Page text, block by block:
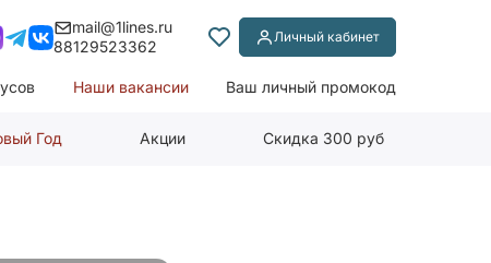
mail@1lines.ru
88129523362
Личный кабинет
Наши вакансии Ваш личный промокод
Год Акции Скидка 300 руб